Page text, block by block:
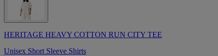
HERITAGE HEAVY COTTON RUN CITY TEE
Unisex Short Sleeve Shirts